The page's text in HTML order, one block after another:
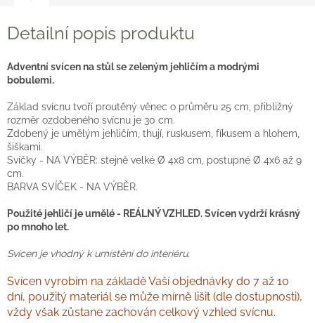
Detailní popis produktu
Adventní svícen na stůl se zeleným jehličím a modrými
bobulemi.
Základ svícnu tvoří proutěný věnec o průměru 25 cm, přibližný
rozměr ozdobeného svícnu je 30 cm.
Zdobený je umělým jehličím, thují, ruskusem, fíkusem a hlohem,
šiškami.
Svíčky - NA VÝBĚR: stejně velké Ø 4x8 cm, postupné Ø 4x6 až 9
cm.
BARVA SVÍČEK - NA VÝBĚR.
Použité jehličí je umělé - REÁLNÝ VZHLED. Svícen vydrží krásný
po mnoho let.
Svícen je vhodný k umístění do interiéru.
Svícen vyrobím na základě Vaší objednávky do 7 až 10
dní, použitý materiál se může mírně lišit (dle dostupnosti),
vždy však zůstane zachován celkový vzhled svícnu.